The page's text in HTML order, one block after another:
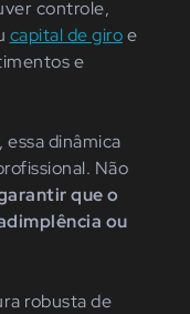
controle,
capital de giroe
e
dinâmica
Não
que o
ou
robusta de